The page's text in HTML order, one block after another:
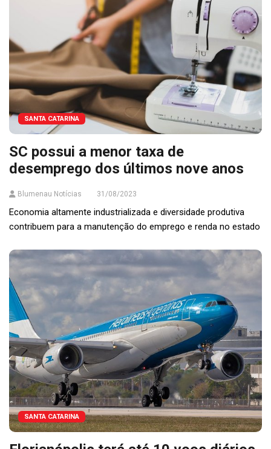
SANTA CATARINA
SC possui a menor taxa de
desemprego dos últimos nove anos
Blumenau Notícias 31/08/2023
Economia altamente industrializada e diversidade produtiva
contribuem para a manutenção do emprego e renda no estado
SANTA CATARINA